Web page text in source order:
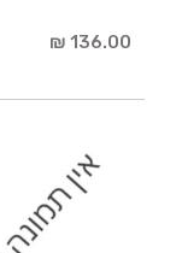
136.00 ₪